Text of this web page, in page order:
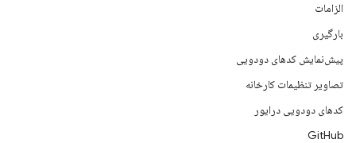
الزامات
بارگیری
پیش‌نمایش کدهای دودویی
تصاویر تنظیمات کارخانه
کدهای دودویی درایور
GitHub